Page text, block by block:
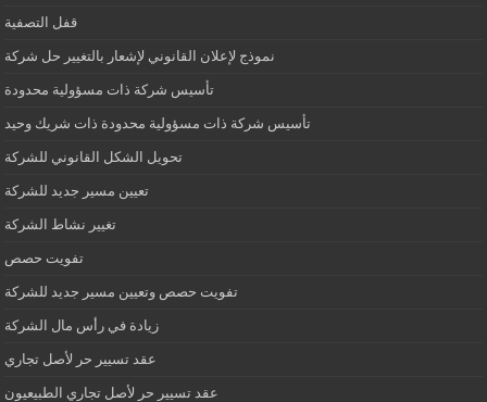
قفل التصفية
نموذج لإعلان القانوني لإشعار بالتغيير حل شركة
تأسيس شركة ذات مسؤولية محدودة
تأسيس شركة ذات مسؤولية محدودة ذات شريك وحيد
تحويل الشكل القانوني للشركة
تعيين مسير جديد للشركة
تغيير نشاط الشركة
تفويت حصص
تفويت حصص وتعيين مسير جديد للشركة
زيادة في رأس مال الشركة
عقد تسيير حر لأصل تجاري
عقد تسيير حر لأصل تجاري الطبيعيون